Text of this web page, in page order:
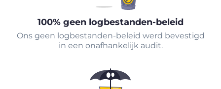
100% geen logbestanden-beleid
Ons geen logbestanden-beleid werd bevestigd
in een onafhankelijk audit.